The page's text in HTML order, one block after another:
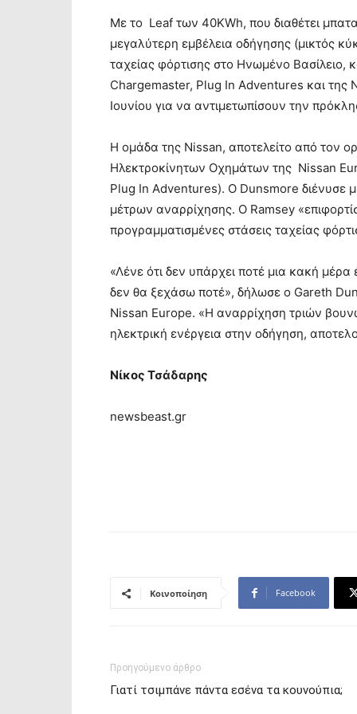
Με το Leaf των 40KWh, που διαθέτει
μεγαλύτερη εμβέλεια οδήγησης (μικτός
ταχείας φόρτισης στο Ηνωμένο Βασίλειο,
Chargemaster, Plug In Adventures και της
Ιουνίου για να αντιμετωπίσουν την
Η ομάδα της Nissan, αποτελείτο από τον
Ηλεκτροκίνητων Οχημάτων της Nissan
Plug In Adventures). Ο Dunsmore διένυσε
μέτρων αναρρίχησης. Ο Ramsey
προγραμματισμένες στάσεις ταχείας
«Λένε ότι δεν υπάρχει ποτέ μια κακή
δεν θα ξεχάσω ποτέ», δήλωσε ο Gareth
Nissan Europe. «Η αναρρίχηση τριών
ηλεκτρική ενέργεια στην οδήγηση,
Νίκος Τσάδαρης
newsbeast.gr
Κοινοποίηση Facebook
Προηγούμενο άρθρο
Γιατί τσιμπάνε πάντα εσένα τα κουνούπια;